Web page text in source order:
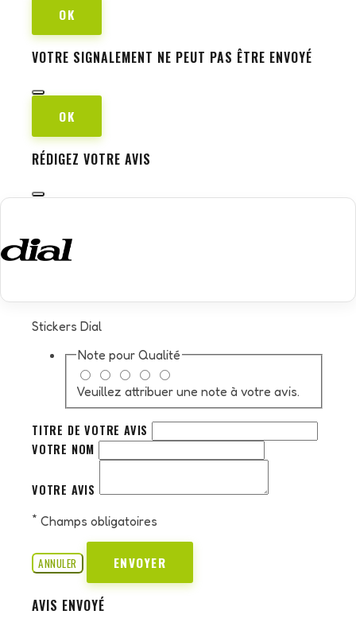
OK
VOTRE SIGNALEMENT NE PEUT PAS ÊTRE ENVOYÉ
OK
RÉDIGEZ VOTRE AVIS
Stickers Dial
Note pour Qualité
Veuillez attribuer une note à votre avis.
TITRE DE VOTRE AVIS
VOTRE NOM
VOTRE AVIS
* Champs obligatoires
ANNULER ENVOYER
AVIS ENVOYÉ